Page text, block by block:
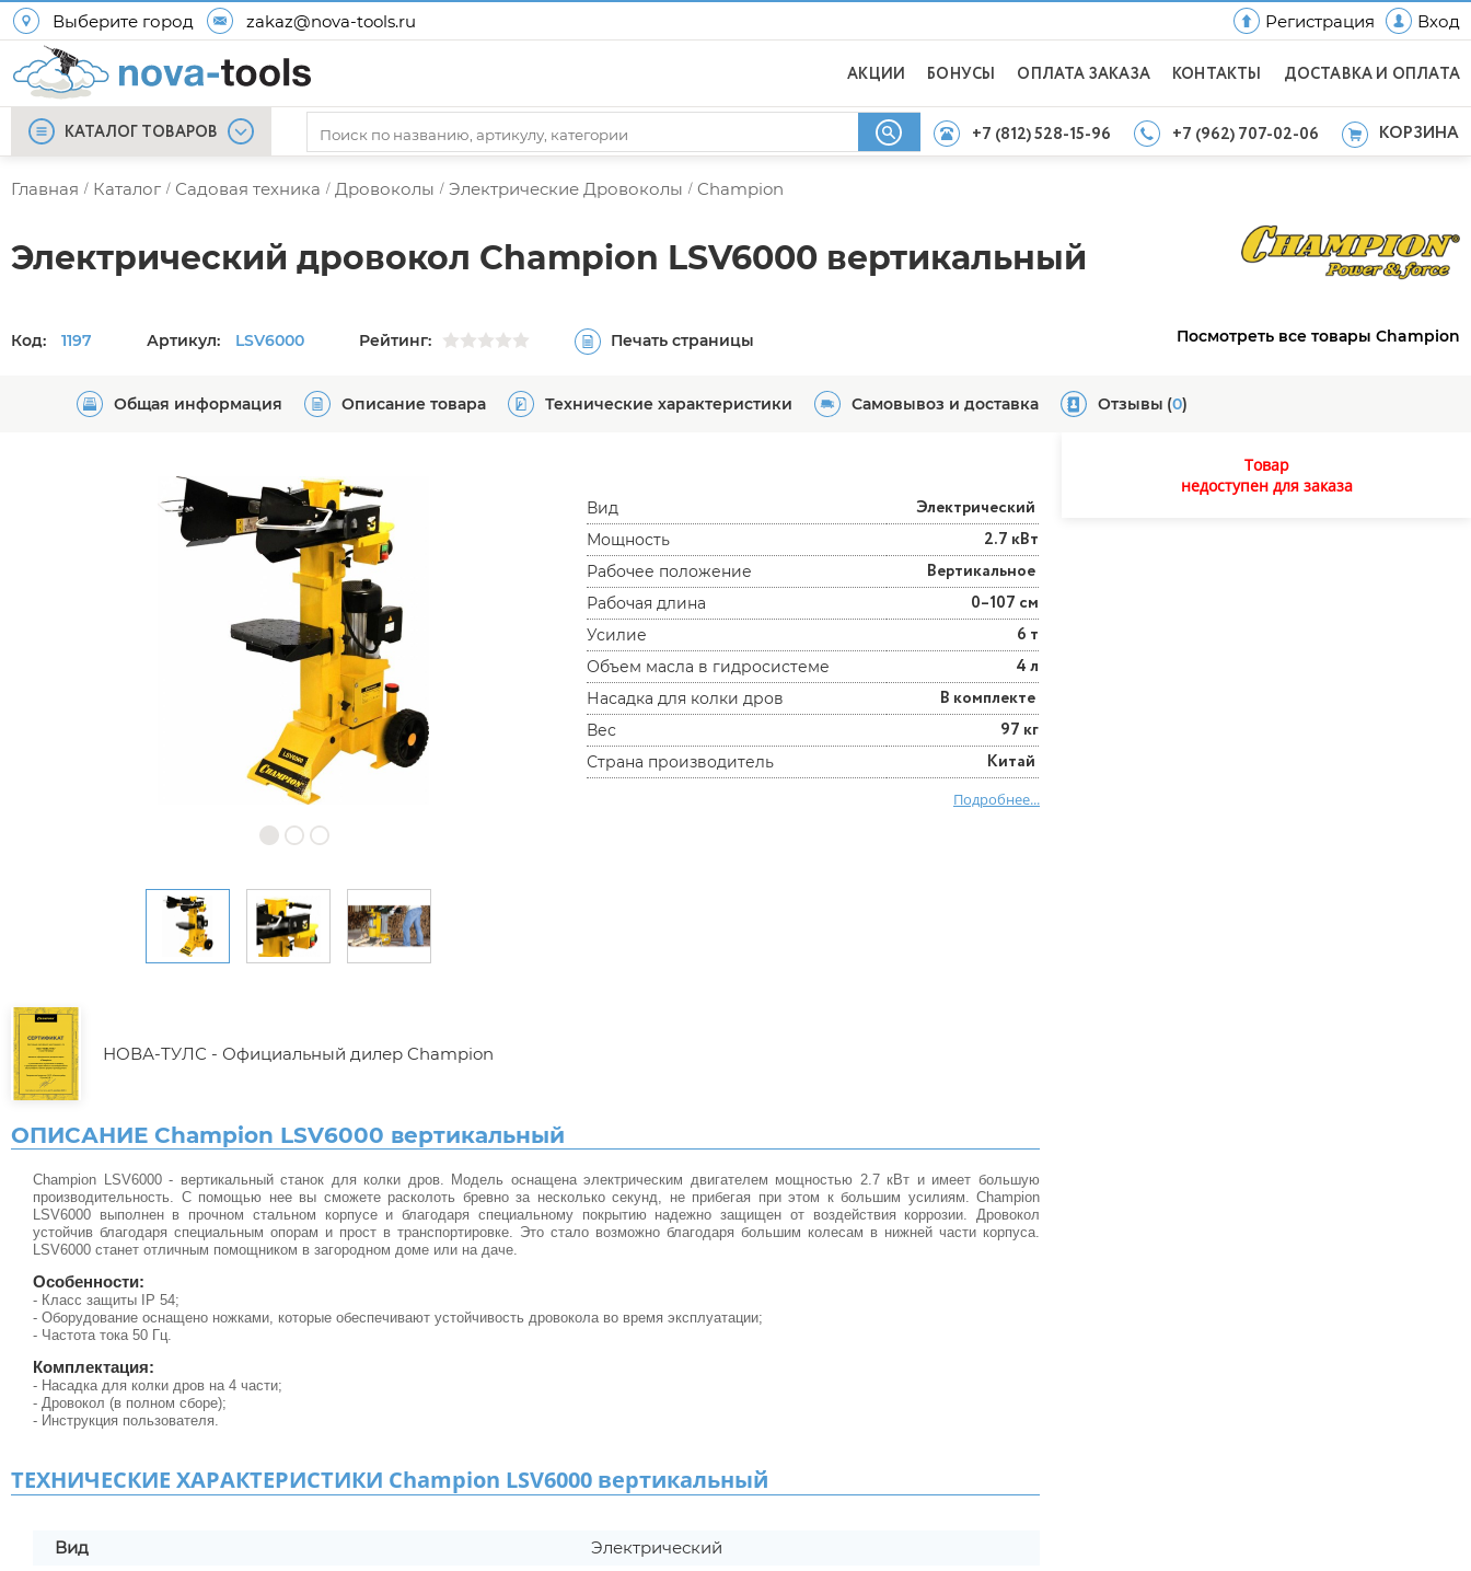
Выберите город zakaz@nova-tools.ru Регистрация Вход
АКЦИИ БОНУСЫ ОПЛАТА ЗАКАЗА КОНТАКТЫ ДОСТАВКА И ОПЛАТА
КАТАЛОГ ТОВАРОВ +7 (812) 528-15-96 +7 (962) 707-02-06 КОРЗИНА
Главная / Каталог / Садовая техника / Дровоколы / Электрические Дровоколы / Champion
Электрический дровокол Champion LSV6000 вертикальный
Код: 1197 Артикул: LSV6000 Рейтинг: Печать страницы Посмотреть все товары Champion
Общая информация Описание товара Технические характеристики Самовывоз и доставка Отзывы (0)
НОВА-ТУЛС - Официальный дилер Champion
Вид Электрический
Мощность 2.7 кВт
Рабочее положение Вертикальное
Рабочая длина 0–107 см
Усилие 6 т
Объем масла в гидросистеме 4 л
Насадка для колки дров В комплекте
Вес 97 кг
Страна производитель Китай
Подробнее...
ОПИСАНИЕ Champion LSV6000 вертикальный
Champion LSV6000 - вертикальный станок для колки дров. Модель оснащена электрическим двигателем мощностью 2.7 кВт и имеет большую
производительность. С помощью нее вы сможете расколоть бревно за несколько секунд, не прибегая при этом к большим усилиям. Champion
LSV6000 выполнен в прочном стальном корпусе и благодаря специальному покрытию надежно защищен от воздействия коррозии. Дровокол
устойчив благодаря специальным опорам и прост в транспортировке. Это стало возможно благодаря большим колесам в нижней части корпуса.
LSV6000 станет отличным помощником в загородном доме или на даче.
Особенности:
- Класс защиты IP 54;
- Оборудование оснащено ножками, которые обеспечивают устойчивость дровокола во время эксплуатации;
- Частота тока 50 Гц.
Комплектация:
- Насадка для колки дров на 4 части;
- Дровокол (в полном сборе);
- Инструкция пользователя.
ТЕХНИЧЕСКИЕ ХАРАКТЕРИСТИКИ Champion LSV6000 вертикальный
Вид
Электрический
Товар
недоступен для заказа